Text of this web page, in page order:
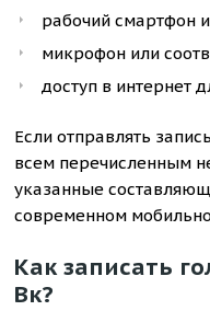
рабочий смартфон
микрофон или
доступ в интернет
Если отправлять
всем перечисленным
указанные
современном
Как записать
Вк?